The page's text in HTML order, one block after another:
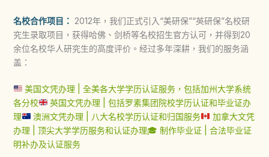
名校合作项目： 2012年，我们正式引入“美研保”“英研保”名校研
究生录取项目，获得哈佛、剑桥等名校招生官方认可，并得到20
余位名校华人研究生的高度评价。经过多年深耕，我们的服务涵
盖：
美国文凭办理 | 全美各大学学历认证服务，包括加州大学系统
各分校
英国文凭办理 | 包括罗素集团院校学历认证和毕业证办
理
澳洲文凭办理 | 八大名校学历认证和归国服务
加拿大文凭
办理 | 顶尖大学学历服务和认证办理🎓 制作毕业证 | 合法毕业证
明补办及认证服务